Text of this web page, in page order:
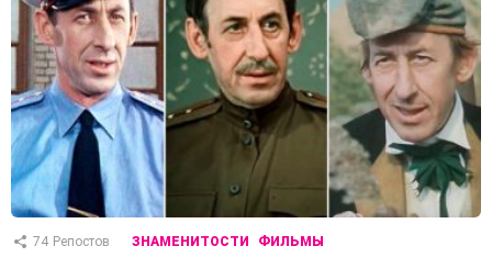
74 Репостов ЗНАМЕНИТОСТИ ФИЛЬМЫ